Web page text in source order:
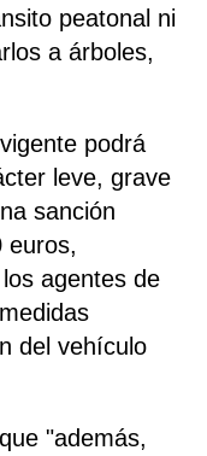
peatonal ni
a árboles,
podrá
leve, grave
sanción
euros,
agentes de
del vehículo
"además,